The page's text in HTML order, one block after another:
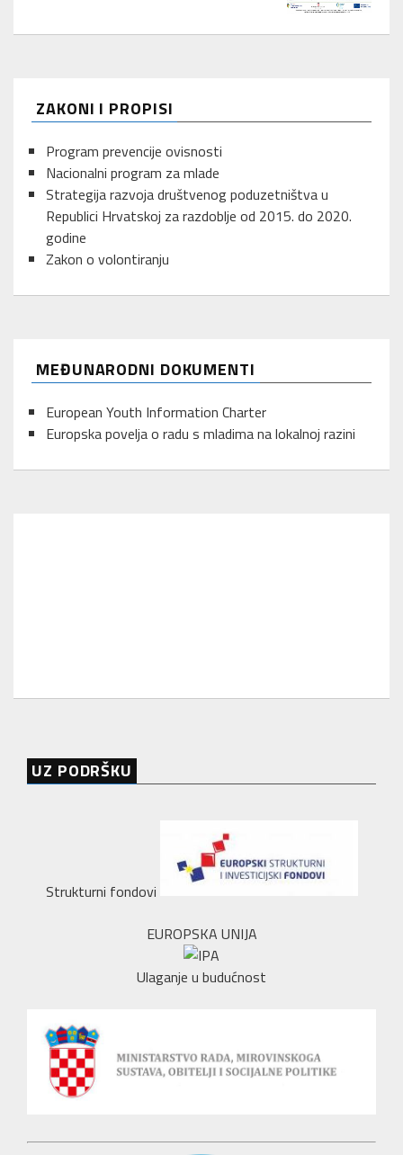
ZAKONI I PROPISI
Program prevencije ovisnosti
Nacionalni program za mlade
Strategija razvoja društvenog poduzetništva u
Republici Hrvatskoj za razdoblje od 2015. do 2020.
godine
Zakon o volontiranju
MEĐUNARODNI DOKUMENTI
European Youth Information Charter
Europska povelja o radu s mladima na lokalnoj razini
UZ PODRŠKU
Strukturni fondovi
EUROPSKA UNIJA
Ulaganje u budućnost